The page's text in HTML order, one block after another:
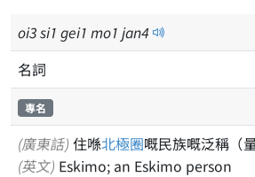
oi3si1 gei1 mo1 jan4
名詞
專名
(廣東話) 住喺北極圈嘅民族嘅泛稱（
(英文) Eskimo; an Eskimo person